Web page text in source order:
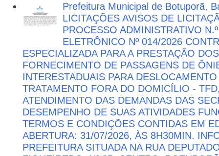
Prefeitura Municipal de Botuporã,
LICITAÇÕES AVISOS DE
PROCESSO ADMINISTRATIVO
ELETRÔNICO Nº 014/2026
ESPECIALIZADA PARA A PRESTAÇÃO
FORNECIMENTO DE PASSAGENS DE
INTERESTADUAIS PARA
TRATAMENTO FORA DO DOMICÍLIO -
ATENDIMENTO DAS DEMANDAS DAS
DESEMPENHO DE SUAS ATIVIDADES
TERMOS E CONDIÇÕES CONTIDAS EM
ABERTURA: 31/07/2026, ÀS 8H30MIN.
PREFEITURA SITUADA NA RUA